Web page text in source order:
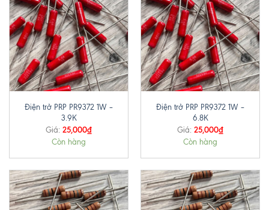
Điện trở PRP PR9372 1W –
3.9K
Giá: 25,000₫
Còn hàng
Điện trở PRP PR9372 1W –
6.8K
Giá: 25,000₫
Còn hàng